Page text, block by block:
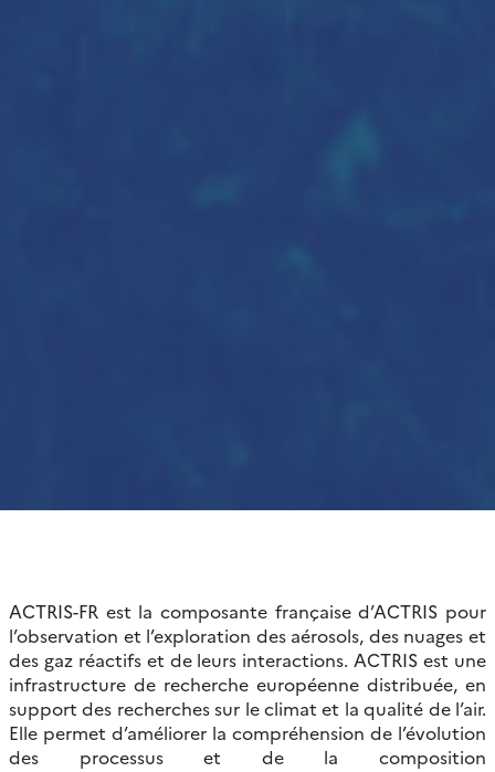
ACTRIS-FR est la composante française d’ACTRIS pour
l’observation et l’exploration des aérosols, des nuages et
des gaz réactifs et de leurs interactions. ACTRIS est une
infrastructure de recherche européenne distribuée, en
support des recherches sur le climat et la qualité de l’air.
Elle permet d’améliorer la compréhension de l’évolution
des processus et de la composition